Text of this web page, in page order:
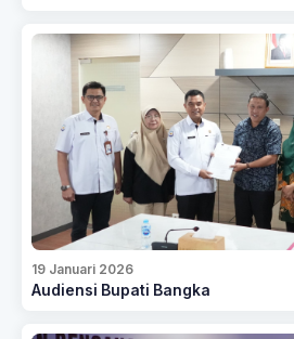
19 Januari 2026
Audiensi Bupati Bangka